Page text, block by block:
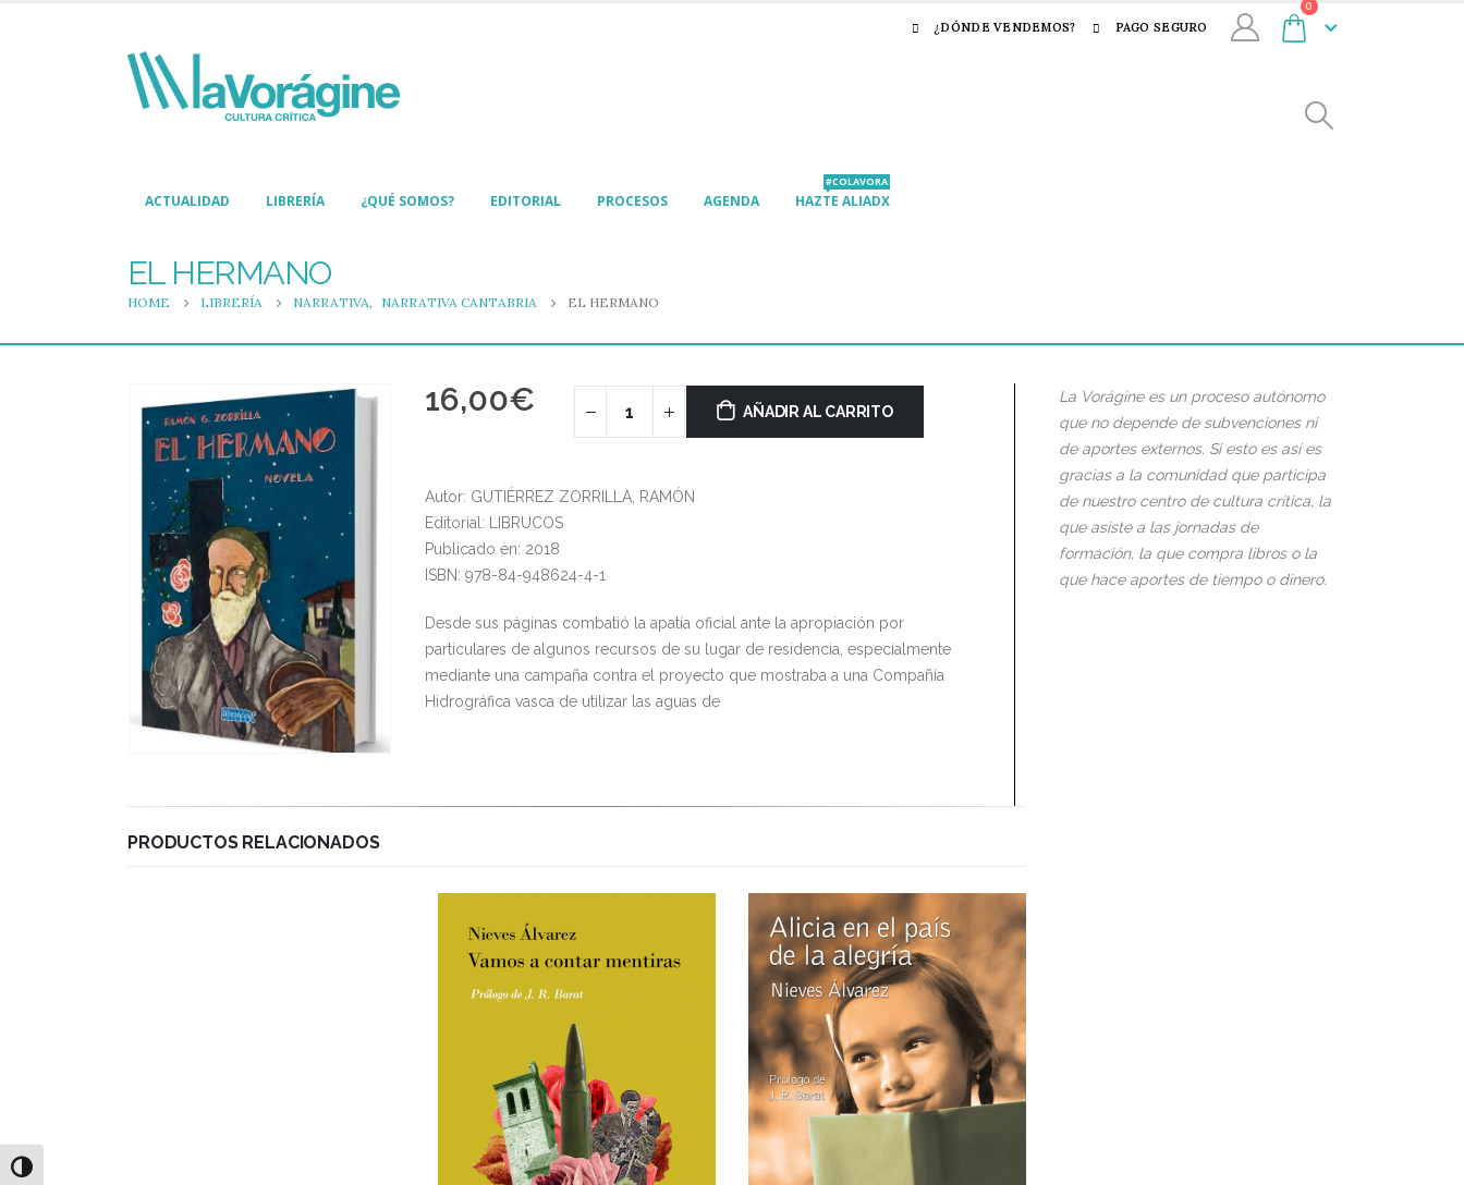
Alternar alto contraste
¿DÓNDE VENDEMOS? PAGO SEGURO
0
ACTUALIDAD LIBRERÍA ¿QUÉ SOMOS? EDITORIAL PROCESOS AGENDA HAZTE ALIADX
#COLAVORA
EL HERMANO
HOME LIBRERÍA NARRATIVA, NARRATIVA CANTABRIA EL HERMANO
16,00€ AÑADIR AL CARRITO
Autor: GUTIÉRREZ ZORRILLA, RAMÓN
Editorial: LIBRUCOS
Publicado en: 2018
ISBN: 978-84-948624-4-1
Desde sus páginas combatió la apatía oficial ante la apropiación por
particulares de algunos recursos de su lugar de residencia, especialmente
mediante una campaña contra el proyecto que mostraba a una Compañía
Hidrográfica vasca de utilizar las aguas de
PRODUCTOS RELACIONADOS
La Vorágine es un proceso autónomo
que no depende de subvenciones ni
de aportes externos. Si esto es así es
gracias a la comunidad que participa
de nuestro centro de cultura crítica, la
que asiste a las jornadas de
formación, la que compra libros o la
que hace aportes de tiempo o dinero.